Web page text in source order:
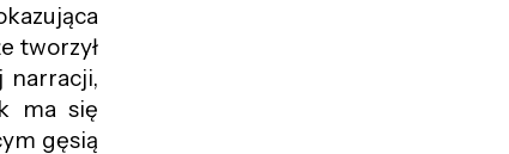
tworzył
narracji,
ma się
gęsią